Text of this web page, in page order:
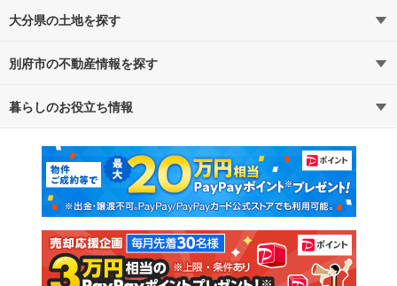
大分県の土地を探す
路線・駅から探す
通勤・通学時間から探す
別府市の不動産情報を探す
不動産・住宅
新築マンション 中古マンション
新築一戸建て 中古一戸建て
注文住宅 土地
暮らしのお役立ち情報
マンションカタログ 教えて！住まいの先生